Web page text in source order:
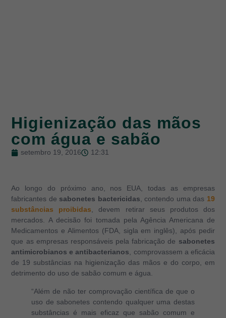
Higienização das mãos
com água e sabão
setembro 19, 2016 12:31
Ao longo do próximo ano, nos EUA, todas as empresas
fabricantes de sabonetes bactericidas, contendo uma das 19
substâncias proibidas, devem retirar seus produtos dos
mercados. A decisão foi tomada pela Agência Americana de
Medicamentos e Alimentos (FDA, sigla em inglês), após pedir
que as empresas responsáveis pela fabricação de sabonetes
antimicrobianos e antibacterianos, comprovassem a eficácia
de 19 substâncias na higienização das mãos e do corpo, em
detrimento do uso de sabão comum e água.
“Além de não ter comprovação científica de que o
uso de sabonetes contendo qualquer uma destas
substâncias é mais eficaz que sabão comum e